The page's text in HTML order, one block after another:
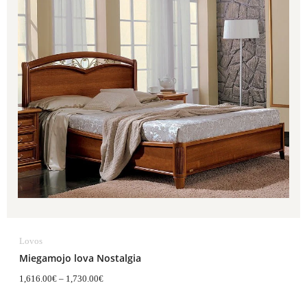
Lovos
Miegamojo lova Nostalgia
1,616.00€ – 1,730.00€